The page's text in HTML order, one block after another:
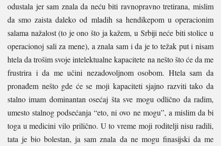
odustala jer sam znala da neću biti ravnopravno tretirana, mislim
da smo zaista daleko od mladih sa hendikepom u operacionim
salama nažalost (to je ono što ja kažem, u Srbiji neće biti stolice u
operacionoj sali za mene), a znala sam i da je to težak put i nisam
htela da trošim svoje intelektualne kapacitete na nešto što će da me
frustrira i da me učini nezadovoljnom osobom. Htela sam da
pronađem nešto gde će se moji kapaciteti sjajno razviti tako da
stalno imam dominantan osećaj šta sve mogu odlično da radim,
umesto stalnog podsećanja “eto, ni ovo ne mogu”, a mislim da bi
toga u medicini vilo prilično. U to vreme moji roditelji nisu radili,
tata je bio bolestan, ja sam znala da ne mogu finasijski da me